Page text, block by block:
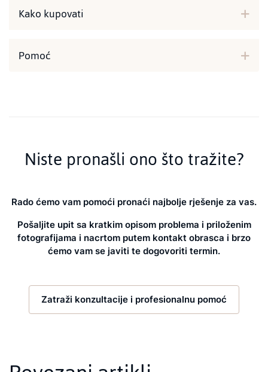
Kako kupovati
Pomoć
Niste pronašli ono što tražite?
Rado ćemo vam pomoći pronaći najbolje rješenje za vas.
Pošaljite upit sa kratkim opisom problema i priloženim
fotografijama i nacrtom putem kontakt obrasca i brzo
ćemo vam se javiti te dogovoriti termin.
Zatraži konzultacije i profesionalnu pomoć